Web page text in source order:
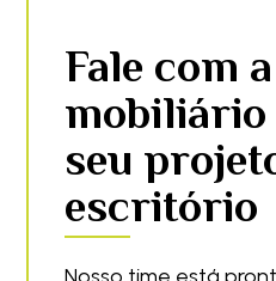
Fale com
mobiliário
seu
escritório